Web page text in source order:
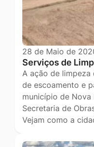
28 de Maio de
Serviços de
A ação de limpeza
de escoamento e
município de Nova
Secretaria de
Vejam como a